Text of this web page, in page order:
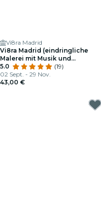
Vi8ra Madrid
Vi8ra Madrid (eindringliche
Malerei mit Musik und
Unbegrenztem Wein)
5.0
(19)
02 Sept. - 29 Nov.
43,00 €